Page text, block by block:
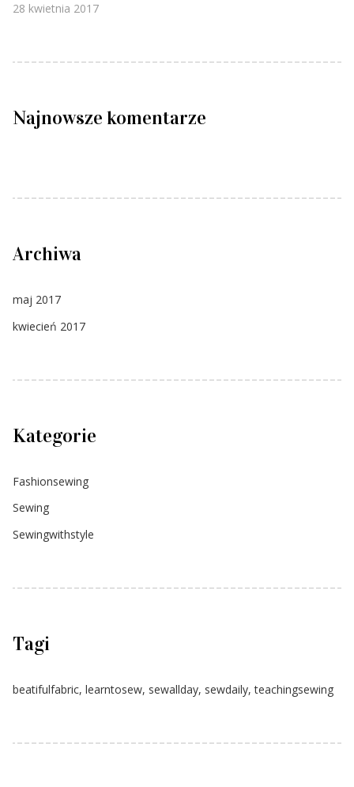
28 kwietnia 2017
Najnowsze komentarze
Archiwa
maj 2017
kwiecień 2017
Kategorie
Fashionsewing
Sewing
Sewingwithstyle
Tagi
beatifulfabric, learntosew, sewallday, sewdaily,teachingsewing